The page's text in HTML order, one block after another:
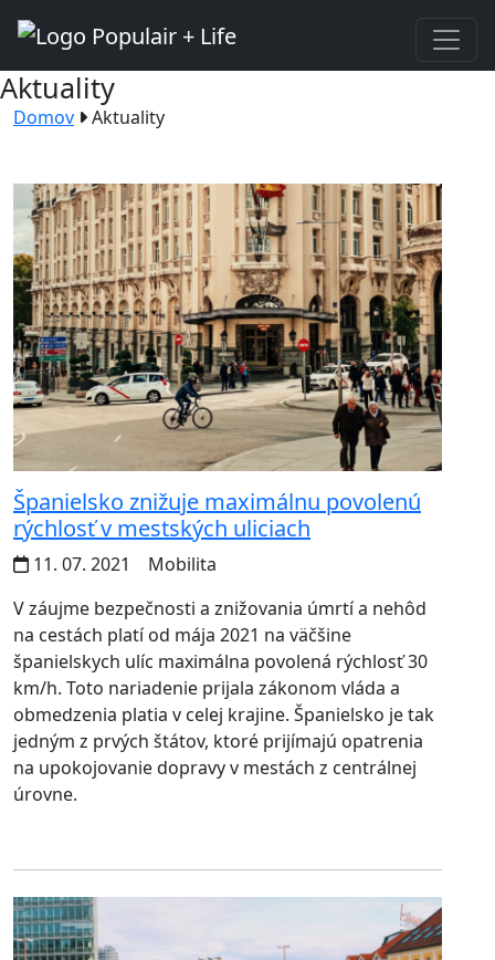
Aktuality
Domov Aktuality
Španielsko znižuje maximálnu povolenú
rýchlosť v mestských uliciach
11. 07. 2021
Mobilita
V záujme bezpečnosti a znižovania úmrtí a nehôd
na cestách platí od mája 2021 na väčšine
španielskych ulíc maximálna povolená rýchlosť 30
km/h. Toto nariadenie prijala zákonom vláda a
obmedzenia platia v celej krajine. Španielsko je tak
jedným z prvých štátov, ktoré prijímajú opatrenia
na upokojovanie dopravy v mestách z centrálnej
úrovne.